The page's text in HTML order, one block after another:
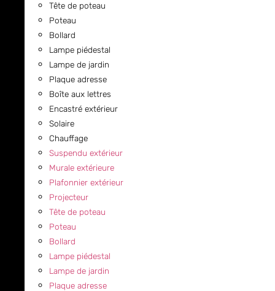
Tête de poteau
Poteau
Bollard
Lampe piédestal
Lampe de jardin
Plaque adresse
Boîte aux lettres
Encastré extérieur
Solaire
Chauffage
Suspendu extérieur
Murale extérieure
Plafonnier extérieur
Projecteur
Tête de poteau
Poteau
Bollard
Lampe piédestal
Lampe de jardin
Plaque adresse